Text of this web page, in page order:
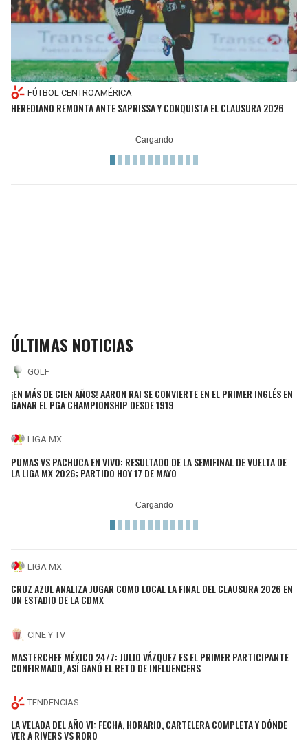
FÚTBOL CENTROAMÉRICA
HEREDIANO REMONTA ANTE SAPRISSA Y CONQUISTA EL CLAUSURA 2026
ÚLTIMAS NOTICIAS
GOLF
¡EN MÁS DE CIEN AÑOS! AARON RAI SE CONVIERTE EN EL PRIMER INGLÉS EN
GANAR EL PGA CHAMPIONSHIP DESDE 1919
LIGA MX
PUMAS VS PACHUCA EN VIVO: RESULTADO DE LA SEMIFINAL DE VUELTA DE
LA LIGA MX 2026; PARTIDO HOY 17 DE MAYO
LIGA MX
CRUZ AZUL ANALIZA JUGAR COMO LOCAL LA FINAL DEL CLAUSURA 2026 EN
UN ESTADIO DE LA CDMX
CINE Y TV
MASTERCHEF MÉXICO 24/7: JULIO VÁZQUEZ ES EL PRIMER PARTICIPANTE
CONFIRMADO, ASÍ GANÓ EL RETO DE INFLUENCERS
TENDENCIAS
LA VELADA DEL AÑO VI: FECHA, HORARIO, CARTELERA COMPLETA Y DÓNDE
VER A RIVERS VS RORO